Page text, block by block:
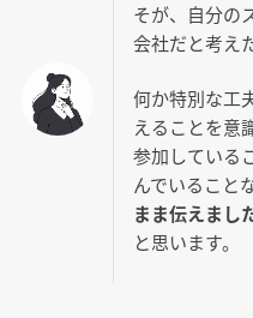
そが、自分の
会社だと考え
何か特別な工
えることを意
参加している
んでいることな
まま伝えまし
と思います。